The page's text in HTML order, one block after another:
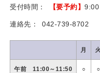
受付時間： 【要予約】
連絡先： 042-739-8702
月 火
午前 11:00～11:50 ○ ○